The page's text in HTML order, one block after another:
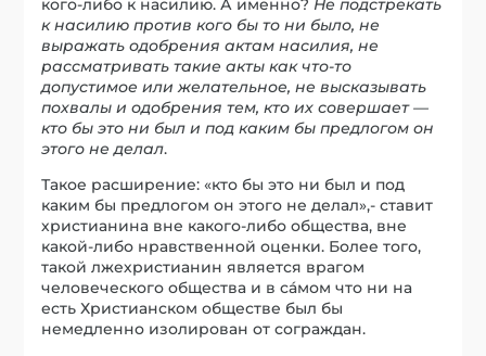
к насилию против кого бы то ни было, не
выражать одобрения актам насилия, не
рассматривать такие акты как что-то
допустимое или желательное, не высказывать
похвалы и одобрения тем, кто их совершает —
кто бы это ни был и под каким бы предлогом он
этого не делал.
Такое расширение: «кто бы это ни был и под
каким бы предлогом он этого не делал»,- ставит
христианина вне какого-либо общества, вне
какой-либо нравственной оценки. Более того,
такой лжехристианин является врагом
человеческого общества и в сáмом что ни на
есть Христианском обществе был бы
немедленно изолирован от сограждан.